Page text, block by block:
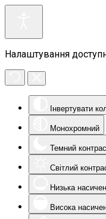
Налаштування
Інвертувати
Монохромний
Темний
Світлий
Низька
Висока